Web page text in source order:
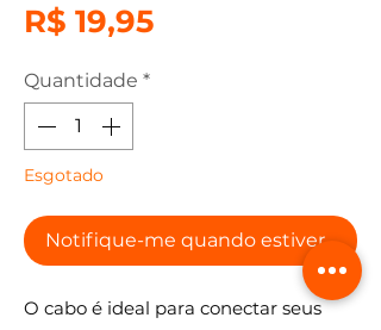
R$ 19,95Preço
Quantidade *
Esgotado
Notifique-me quando estiver
O cabo é ideal para conectar seus